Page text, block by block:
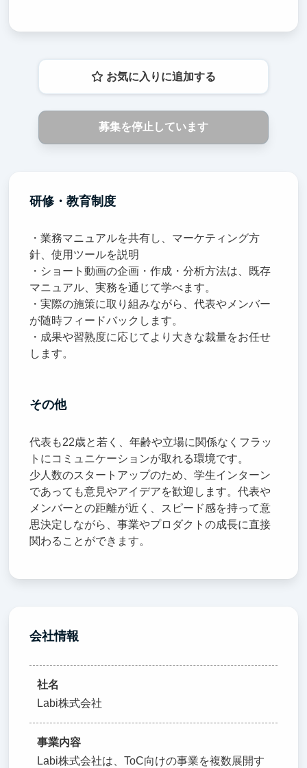
お気に入りに追加する
募集を停止しています
研修・教育制度
・業務マニュアルを共有し、マーケティング方
針、使用ツールを説明
・ショート動画の企画・作成・分析方法は、既存
マニュアル、実務を通じて学べます。
・実際の施策に取り組みながら、代表やメンバー
が随時フィードバックします。
・成果や習熟度に応じてより大きな裁量をお任せ
します。
その他
代表も22歳と若く、年齢や立場に関係なくフラッ
トにコミュニケーションが取れる環境です。
少人数のスタートアップのため、学生インターン
であっても意見やアイデアを歓迎します。代表や
メンバーとの距離が近く、スピード感を持って意
思決定しながら、事業やプロダクトの成長に直接
関わることができます。
会社情報
社名
Labi株式会社
事業内容
Labi株式会社は、ToC向けの事業を複数展開す